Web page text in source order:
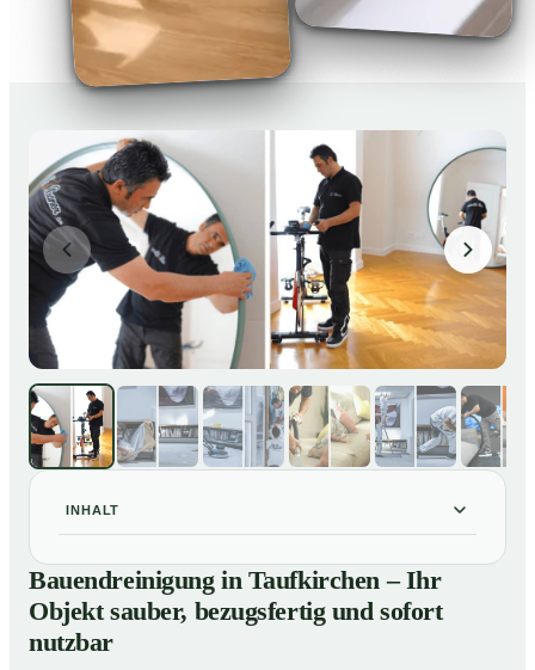
INHALT
Bauendreinigung in Taufkirchen – Ihr Objekt sauber,
bezugsfertig und sofort nutzbar
02
Bauendreinigung in Taufkirchen – gründliche
Entfernung von Handwerkerschmutz zum Festpreis
Bauendreinigung in Taufkirchen – Ihr
Objekt sauber, bezugsfertig und sofort
nutzbar